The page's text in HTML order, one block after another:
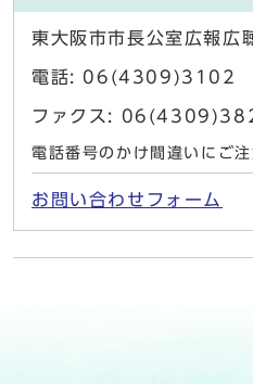
東大阪市市長公室広報広
電話: 06(4309)3102
ファクス:
電話番号のかけ間違いにご注
お問い合わせフォーム